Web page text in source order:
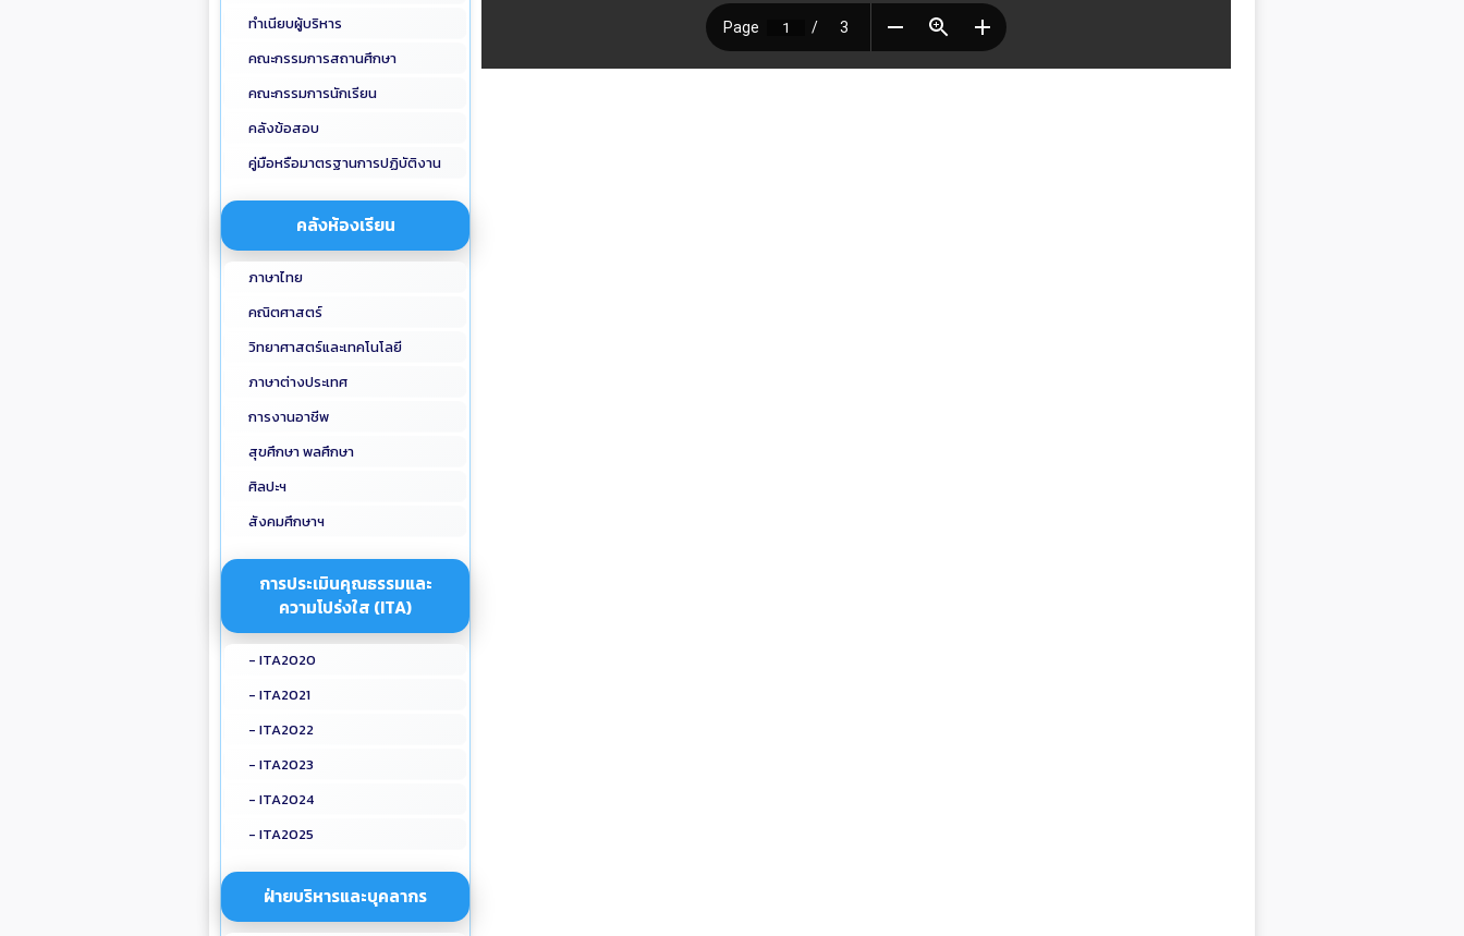
ทำเนียบผู้บริหาร
คณะกรรมการสถานศึกษา
คณะกรรมการนักเรียน
คลังข้อสอบ
คู่มือหรือมาตรฐานการปฏิบัติงาน
คลังห้องเรียน
ภาษาไทย
คณิตศาสตร์
วิทยาศาสตร์และเทคโนโลยี
ภาษาต่างประเทศ
การงานอาชีพ
สุขศึกษา พลศึกษา
ศิลปะฯ
สังคมศึกษาฯ
การประเมินคุณธรรมและ
ความโปร่งใส (ITA)
- ITA2020
- ITA2021
- ITA2022
- ITA2023
- ITA2024
- ITA2025
ฝ่ายบริหารและบุคลากร